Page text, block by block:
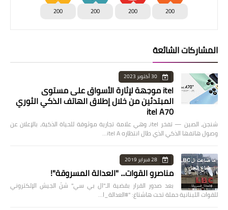
200
200
200
200
المشاركات الشائعة
30 أكتوبر 2023
itel موجهة لإثارة الأسواق على مستوى
المبتدئين من خلال إطلاق الهاتف الذكي الثوري
itel A70
شنجن، الصين — تفخر itel، وهي علامة تجارية موثوقة للحياة الذكية، بالإعلان عن
وصول هاتفها الذكي الذي طال انتظاره itel A…
28 فبراير 2019
مناصرو القوات... "العدالة المسروقة"!
بعد صدور القرار بقضية الـ"ال بي سي" شنّ الجيش الإلكتروني
للقوات اللبنانية حملة تحت هاشتاغ: "#العدالة_ا…